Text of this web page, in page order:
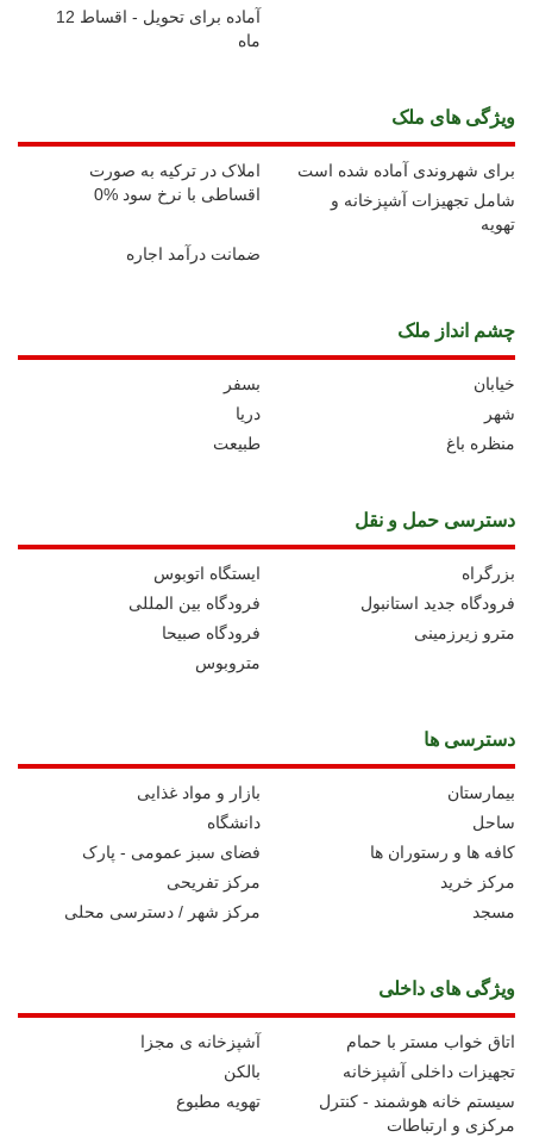
آماده برای تحویل - اقساط 12
ماه
ويژگی های ملک
املاک در ترکیه به صورت
اقساطی با نرخ سود %0
برای شهروندی آماده شده است
شامل تجهیزات آشپزخانه و
تهویه
ضمانت درآمد اجاره
چشم انداز ملک
بسفر
خیابان
دریا
شهر
طبیعت
منظره باغ
دسترسی حمل و نقل
ايستگاه اتوبوس
بزرگراه
فرودگاه بین المللی
فرودگاه جدید استانبول
فرودگاه صبیحا
مترو زیرزمینی
متروبوس
دسترسی ها
بازار و مواد غذایی
بیمارستان
دانشگاه
ساحل
فضای سبز عمومی - پارک
کافه ها و رستوران ها
مرکز تفریحی
مرکز خرید
مرکز شهر / دسترسی محلی
مسجد
ویژگی های داخلی
آشپزخانه ی مجزا
اتاق خواب مستر با حمام
بالکن
تجهیزات داخلی آشپزخانه
تهویه مطبوع
سیستم خانه هوشمند - کنترل
مرکزی و ارتباطات